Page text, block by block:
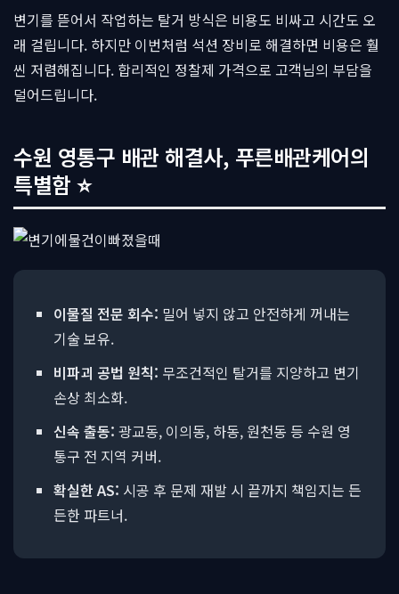
변기를 뜯어서 작업하는 탈거 방식은 비용도 비싸고 시간도 오
래 걸립니다. 하지만 이번처럼 석션 장비로 해결하면 비용은 훨
씬 저렴해집니다. 합리적인 정찰제 가격으로 고객님의 부담을
덜어드립니다.
수원 영통구 배관 해결사, 푸른배관케어의
특별함 ⭐
이물질 전문 회수: 밀어 넣지 않고 안전하게 꺼내는
기술 보유.
비파괴 공법 원칙: 무조건적인 탈거를 지양하고 변기
손상 최소화.
신속 출동: 광교동, 이의동, 하동, 원천동 등 수원 영
통구 전 지역 커버.
확실한 AS: 시공 후 문제 재발 시 끝까지 책임지는 든
든한 파트너.